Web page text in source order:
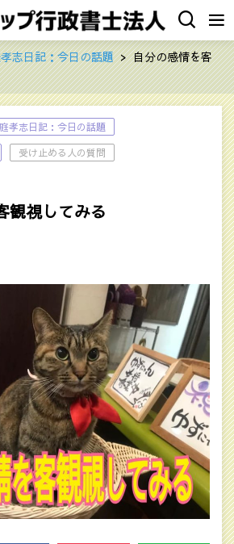
志日記：今日の話題
自分の感情を客
孝志日記：今日の話題
受け止める人の質問
観視してみる